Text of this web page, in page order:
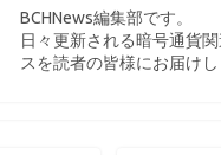
BCHNews編集部です。
日々更新される暗号通貨
スを読者の皆様にお届けし